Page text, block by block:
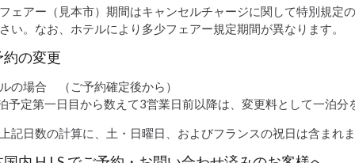
ェアー（見本市）期間はキャンセルチャージに関して特別規定
い。なお、ホテルにより多少フェアー規定期間が異なります。
約の変更
の場合 （ご予約確定後から）
予定第一日目から数えて3営業日前以降は、変更料として一泊分
記日数の計算に、土・日曜日、およびフランスの祝日は含まれ